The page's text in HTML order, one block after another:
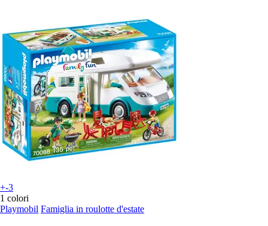
+-3
1 colori
Playmobil Famiglia in roulotte d'estate